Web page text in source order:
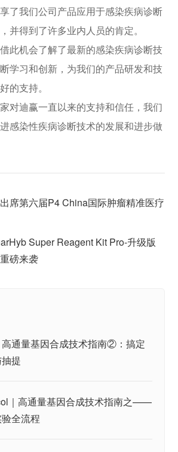
了我们公司产品应用于感染疾病诊断
并得到了许多业内人员的肯定。
此机会了解了最新的感染疾病诊断技
学习和创新，为我们的产品研发和技
的支持。
对迪赢一直以来的支持和信任，我们
感染性疾病诊断技术的发展和进步做
席第六届P4 China国际肿瘤精准医疗
Super Reagent Kit Pro-升级版
磅来袭
通量基因合成技术指南②：搞定
提
｜高通量基因合成技术指南之——
全流程